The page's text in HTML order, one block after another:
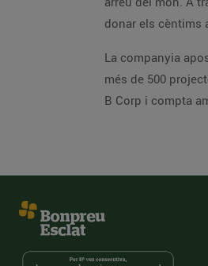
La companyia aposta per la innovació, el
més de 500 projectes, gràcies a les més de vint i cinc